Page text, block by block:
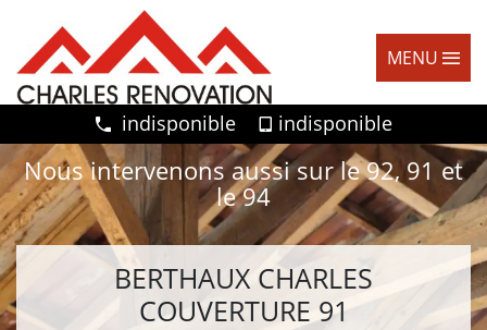
MENU
indisponible indisponible
Nous intervenons aussi sur le 92, 91 et
le 94
BERTHAUX CHARLES
COUVERTURE 91